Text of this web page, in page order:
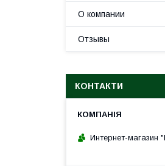
О компании
Отзывы
КОНТАКТИ
Интернет-магазин